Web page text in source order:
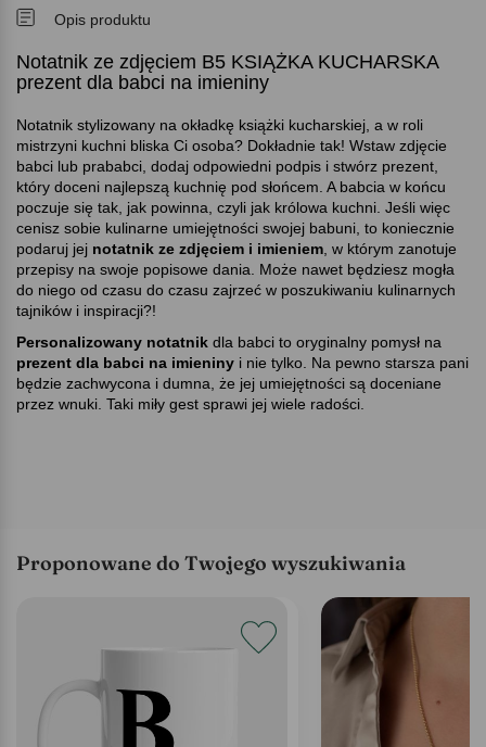
Opis produktu
Notatnik ze zdjęciem B5 KSIĄŻKA KUCHARSKA
prezent dla babci na imieniny
Notatnik stylizowany na okładkę książki kucharskiej, a w roli
mistrzyni kuchni bliska Ci osoba? Dokładnie tak! Wstaw zdjęcie
babci lub prababci, dodaj odpowiedni podpis i stwórz prezent,
który doceni najlepszą kuchnię pod słońcem. A babcia w końcu
poczuje się tak, jak powinna, czyli jak królowa kuchni. Jeśli więc
cenisz sobie kulinarne umiejętności swojej babuni, to koniecznie
podaruj jej notatnik ze zdjęciem i imieniem , w którym zanotuje
przepisy na swoje popisowe dania. Może nawet będziesz mogła
do niego od czasu do czasu zajrzeć w poszukiwaniu kulinarnych
tajników i inspiracji?!
Personalizowany notatnik dla babci to oryginalny pomysł na
prezent dla babci na imieniny i nie tylko. Na pewno starsza pani
będzie zachwycona i dumna, że jej umiejętności są doceniane
przez wnuki. Taki miły gest sprawi jej wiele radości.
Proponowane do Twojego wyszukiwania